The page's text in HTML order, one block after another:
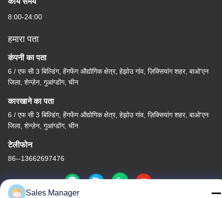
8:00-24:00
हमारा पता
कंपनी का पता
6 / एफ सी 3 बिल्डिंग, हेंगफेंग औद्योगिक क्षेत्र, हेझोउ गांव, ज़िक्सियांग शहर, बाओ'एन
जिला, शेन्ज़ेन, गुआंग्डोंग, चीन
कारखाने का पता
6 / एफ सी 3 बिल्डिंग, हेंगफेंग औद्योगिक क्षेत्र, हेझोउ गांव, ज़िक्सियांग शहर, बाओ'एन
जिला, शेन्ज़ेन, गुआंग्डोंग, चीन
टेलीफोन
86--13662697476
Sales Manager